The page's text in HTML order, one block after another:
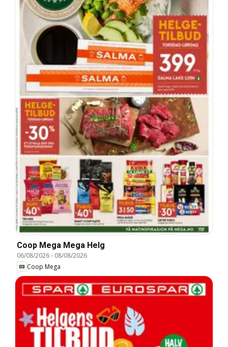
Coop Mega Mega Helg
06/08/2026- 08/08/2026
Coop Mega